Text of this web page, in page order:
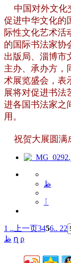
中国对外文化
促进中华文化的
际性文化艺术活
的国际书法家协
出版局、淄博市
主办、承办方，
术展览盛会，表
展将对促进书法
进各国书法家之
用。
祝贺大展圆满
ظ
ٱ
1 .. 上一页3456.. 22
ظ ղ ϼ